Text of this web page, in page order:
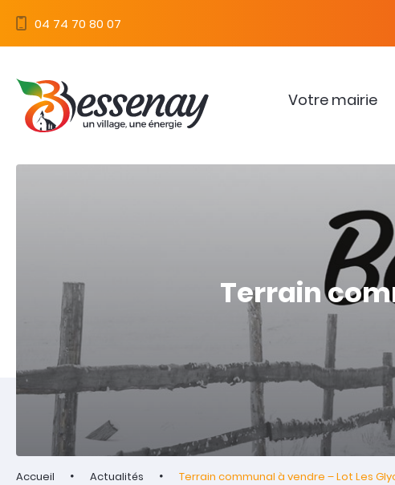
04 74 70 80 07
Votre mairie
Terrain
Accueil Actualités Terrain communal à vendre – Lot Les
Panneau de gestion des cookies